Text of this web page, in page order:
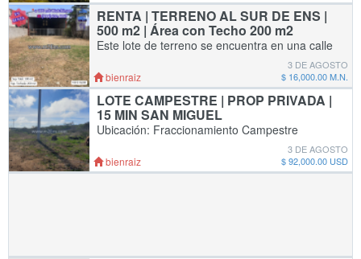
RENTA | TERRENO AL SUR DE ENS |
500 m2 | Área con Techo 200 m2
Este lote de terreno se encuentra en una calle
ancha, que permite la maniobra de camiones
y esta totalmente bordeado. Tiene baño.
Ubicación: Calle del Mar, del Fracc. Vista a
bienraiz
3 DE AGOSTO
$ 16,000.00 M.N.
LOTE CAMPESTRE | PROP PRIVADA |
15 MIN SAN MIGUEL
Ubicación: Fraccionamiento Campestre
Rancho Bonito con registro ante el RPP y C
Superficie: 2800 metros cuadrados, 35 de
frente por 80 de fondo Servicios:
bienraiz
3 DE AGOSTO
$ 92,000.00 USD